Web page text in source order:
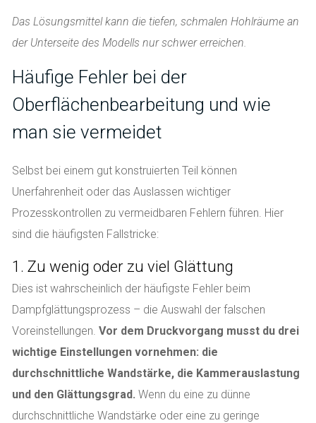
Das Lösungsmittel kann die tiefen, schmalen Hohlräume an
der Unterseite des Modells nur schwer erreichen.
Häufige Fehler bei der
Oberflächenbearbeitung und wie
man sie vermeidet
Selbst bei einem gut konstruierten Teil können
Unerfahrenheit oder das Auslassen wichtiger
Prozesskontrollen zu vermeidbaren Fehlern führen. Hier
sind die häufigsten Fallstricke:
1. Zu wenig oder zu viel Glättung
Dies ist wahrscheinlich der häufigste Fehler beim
Dampfglättungsprozess – die Auswahl der falschen
Voreinstellungen. Vor dem Druckvorgang musst du drei
wichtige Einstellungen vornehmen: die
durchschnittliche Wandstärke, die Kammerauslastung
und den Glättungsgrad. Wenn du eine zu dünne
durchschnittliche Wandstärke oder eine zu geringe